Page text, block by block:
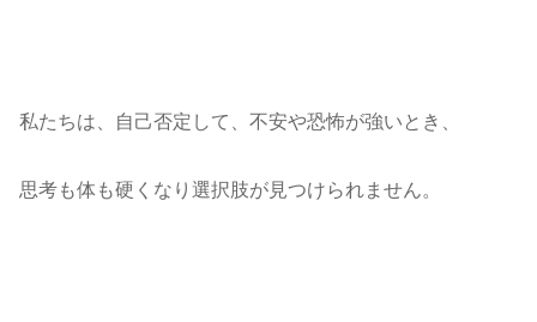
私たちは、自己否定して、不安や恐怖が強いとき、
思考も体も硬くなり選択肢が見つけられません。